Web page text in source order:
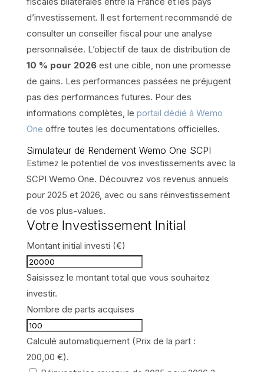
d’investissement. Il est fortement recommandé de
consulter un conseiller fiscal pour une analyse
personnalisée. L’objectif de taux de distribution de
10 % pour 2026est une cible, non une promesse
de gains. Les performances passées ne préjugent
pas des performances futures. Pour des
informations complètes, le portail dédié à Wemo
One offre toutes les documentations officielles.
Simulateur de Rendement Wemo One SCPI
Estimez le potentiel de vos investissements avec la
SCPI Wemo One. Découvrez vos revenus annuels
pour 2025 et 2026, avec ou sans réinvestissement
de vos plus-values.
Votre Investissement Initial
Montant initial investi (€)
Saisissez le montant total que vous souhaitez
investir.
Nombre de parts acquises
Calculé automatiquement (Prix de la part :
200,00 €).